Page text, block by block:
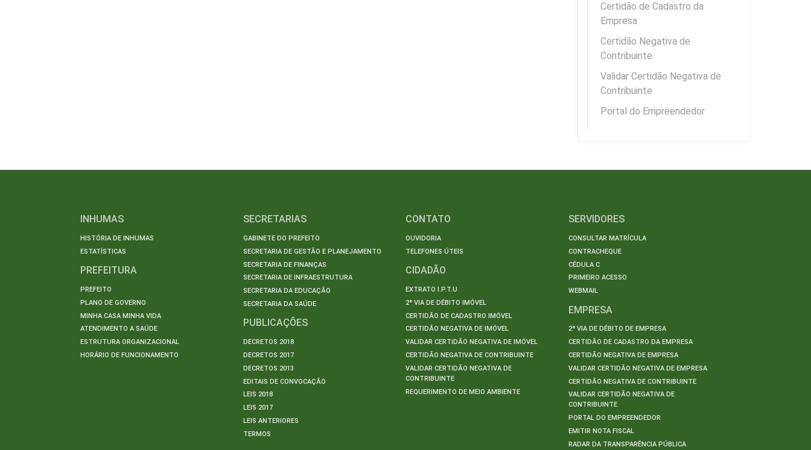
Certidão de Cadastro da
Empresa
Certidão Negativa de
Contribuinte
Validar Certidão Negativa de
Contribuinte
Portal do Empreendedor
INHUMAS
HISTÓRIA DE INHUMAS
ESTATÍSTICAS
PREFEITURA
PREFEITO
PLANO DE GOVERNO
MINHA CASA MINHA VIDA
ATENDIMENTO A SAÚDE
ESTRUTURA ORGANIZACIONAL
HORÁRIO DE FUNCIONAMENTO
SECRETARIAS
GABINETE DO PREFEITO
SECRETARIA DE GESTÃO E PLANEJAMENTO
SECRETARIA DE FINANÇAS
SECRETARIA DE INFRAESTRUTURA
SECRETARIA DA EDUCAÇÃO
SECRETARIA DA SAÚDE
PUBLICAÇÕES
DECRETOS 2018
DECRETOS 2017
DECRETOS 2013
EDITAIS DE CONVOCAÇÃO
LEIS 2018
LEIS 2017
LEIS ANTERIORES
TERMOS
CONTATO
OUVIDORIA
TELEFONES ÚTEIS
CIDADÃO
EXTRATO I.P.T.U
2ª VIA DE DÉBITO IMÓVEL
CERTIDÃO DE CADASTRO IMÓVEL
CERTIDÃO NEGATIVA DE IMÓVEL
VALIDAR CERTIDÃO NEGATIVA DE IMÓVEL
CERTIDÃO NEGATIVA DE CONTRIBUINTE
VALIDAR CERTIDÃO NEGATIVA DE
CONTRIBUINTE
REQUERIMENTO DE MEIO AMBIENTE
SERVIDORES
CONSULTAR MATRÍCULA
CONTRACHEQUE
CÉDULA C
PRIMEIRO ACESSO
WEBMAIL
EMPRESA
2ª VIA DE DÉBITO DE EMPRESA
CERTIDÃO DE CADASTRO DA EMPRESA
CERTIDÃO NEGATIVA DE EMPRESA
VALIDAR CERTIDÃO NEGATIVA DE EMPRESA
CERTIDÃO NEGATIVA DE CONTRIBUINTE
VALIDAR CERTIDÃO NEGATIVA DE
CONTRIBUINTE
PORTAL DO EMPREENDEDOR
EMITIR NOTA FISCAL
RADAR DA TRANSPARÊNCIA PÚBLICA